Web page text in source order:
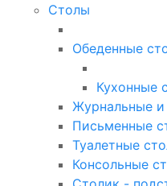
Столы
Обеденные
Кухонные
Журнальные
Письменные
Туалетные
Консольные